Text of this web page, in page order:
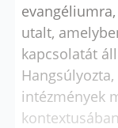
utalt,
kapcsolatát
intézmények